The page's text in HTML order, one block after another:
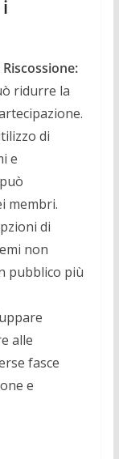
ridurre la
di
e
membri.
di
non
pubblico più
alle
fasce
e